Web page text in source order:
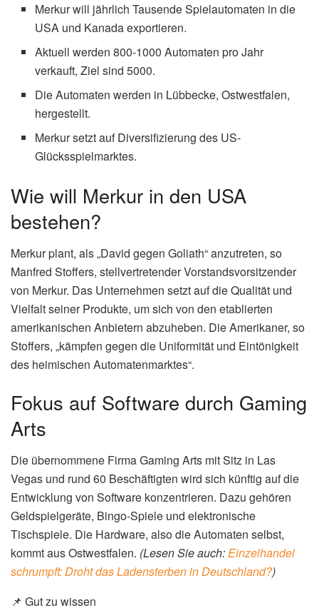
Merkur will jährlich Tausende Spielautomaten in die
USA und Kanada exportieren.
Aktuell werden 800-1000 Automaten pro Jahr
verkauft, Ziel sind 5000.
Die Automaten werden in Lübbecke, Ostwestfalen,
hergestellt.
Merkur setzt auf Diversifizierung des US-
Glücksspielmarktes.
Wie will Merkur in den USA
bestehen?
Merkur plant, als „David gegen Goliath“ anzutreten, so
Manfred Stoffers, stellvertretender Vorstandsvorsitzender
von Merkur. Das Unternehmen setzt auf die Qualität und
Vielfalt seiner Produkte, um sich von den etablierten
amerikanischen Anbietern abzuheben. Die Amerikaner, so
Stoffers, „kämpfen gegen die Uniformität und Eintönigkeit
des heimischen Automatenmarktes“.
Fokus auf Software durch Gaming
Arts
Die übernommene Firma Gaming Arts mit Sitz in Las
Vegas und rund 60 Beschäftigten wird sich künftig auf die
Entwicklung von Software konzentrieren. Dazu gehören
Geldspielgeräte, Bingo-Spiele und elektronische
Tischspiele. Die Hardware, also die Automaten selbst,
kommt aus Ostwestfalen. (Lesen Sie auch:Einzelhandel
schrumpft: Droht das Ladensterben in Deutschland?)
📌 Gut zu wissen